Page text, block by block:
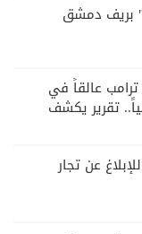
بريف دمشق
ترامب عالقاً في
تقرير يكشف
عن تجار